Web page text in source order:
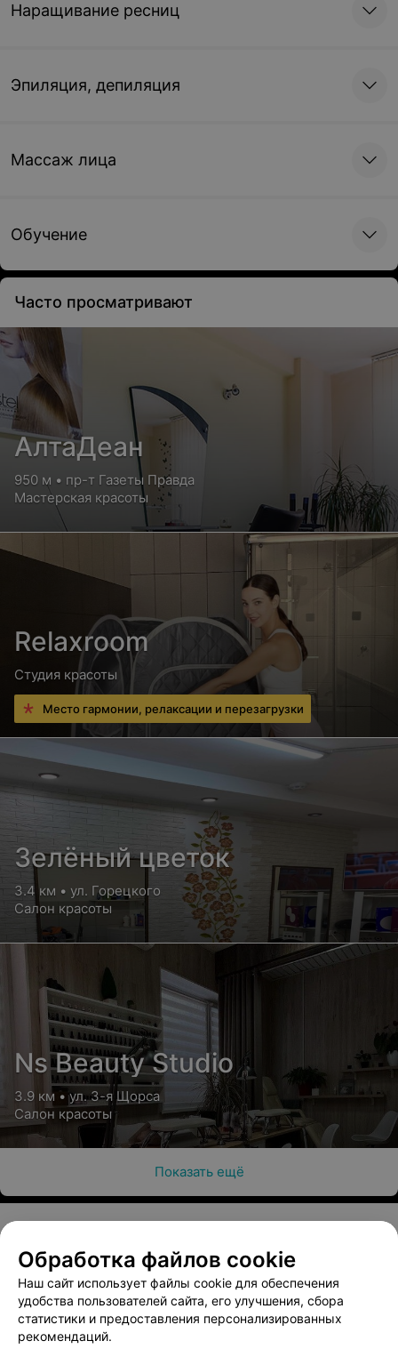
Наращивание ресниц
Эпиляция, депиляция
Массаж лица
Обучение
Часто просматривают
АлтаДеан
950 м • пр-т Газеты Правда
Мастерская красоты
Relaxroom
Студия красоты
Место гармонии, релаксации и перезагрузки
Зелёный цветок
3.4 км • ул. Горецкого
Салон красоты
Ns Beauty Studio
3.9 км • ул. 3-я Щорса
Салон красоты
Показать ещё
О проекте Новости проекта
Размещение рекламы
Медицинский маркетинг
Публичный договор
Пользовательское соглашение
Способы оплаты
Обработка файлов cookie
Наш сайт использует файлы cookie для обеспечения
удобства пользователей сайта, его улучшения, сбора
статистики и предоставления персонализированных
рекомендаций.